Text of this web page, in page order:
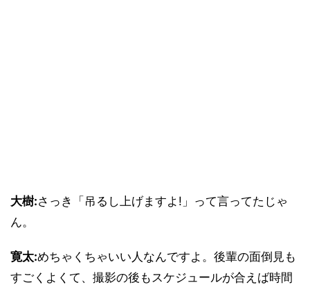
大樹:さっき「吊るし上げますよ!」って言ってたじゃ
ん。
寛太:めちゃくちゃいい人なんですよ。後輩の面倒見も
すごくよくて、撮影の後もスケジュールが合えば時間